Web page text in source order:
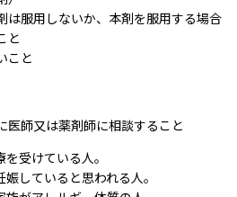
は服用しないか、本剤を服用する場合
と
こと
医師又は薬剤師に相談すること
受けている人。
していると思われる人。